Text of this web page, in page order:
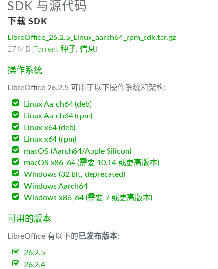
SDK 与源代码
下载 SDK
LibreOffice_26.2.5_Linux_aarch64_rpm_sdk.tar.gz
27 MB (Torrent 种子, 信息)
操作系统
LibreOffice 26.2.5 可用于以下操作系统和架构:
Linux Aarch64 (deb)
Linux Aarch64 (rpm)
Linux x64 (deb)
Linux x64 (rpm)
macOS (Aarch64/Apple Silicon)
macOS x86_64 (需要 10.14 或更高版本)
Windows (32 bit, deprecated)
Windows Aarch64
Windows x86_64 (需要 7 或更高版本)
可用的版本
LibreOffice 有以下的已发布版本:
26.2.5
26.2.4